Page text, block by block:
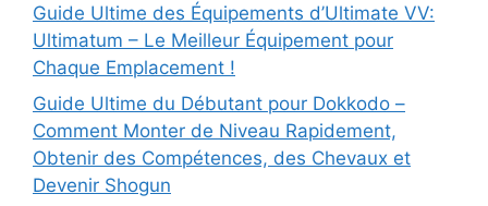
Guide Ultime des Équipements d’Ultimate VV:
Ultimatum – Le Meilleur Équipement pour
Chaque Emplacement !
Guide Ultime du Débutant pour Dokkodo –
Comment Monter de Niveau Rapidement,
Obtenir des Compétences, des Chevaux et
Devenir Shogun